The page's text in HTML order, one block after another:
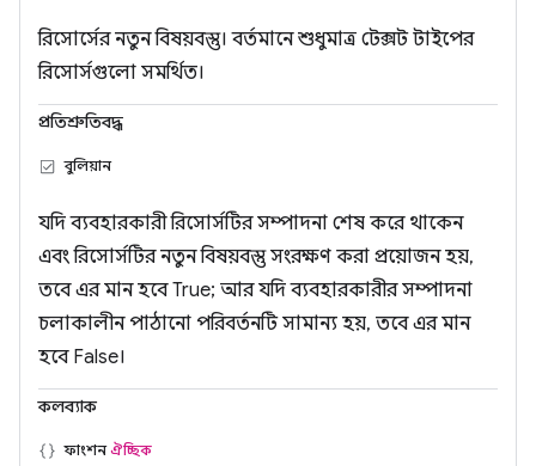
রিসোর্সের নতুন বিষয়বস্তু। বর্তমানে শুধুমাত্র টেক্সট টাইপের
রিসোর্সগুলো সমর্থিত।
প্রতিশ্রুতিবদ্ধ
বুলিয়ান
যদি ব্যবহারকারী রিসোর্সটির সম্পাদনা শেষ করে থাকেন
এবং রিসোর্সটির নতুন বিষয়বস্তু সংরক্ষণ করা প্রয়োজন হয়,
তবে এর মান হবে True; আর যদি ব্যবহারকারীর সম্পাদনা
চলাকালীন পাঠানো পরিবর্তনটি সামান্য হয়, তবে এর মান
হবে False।
কলব্যাক
ফাংশনঐচ্ছিক